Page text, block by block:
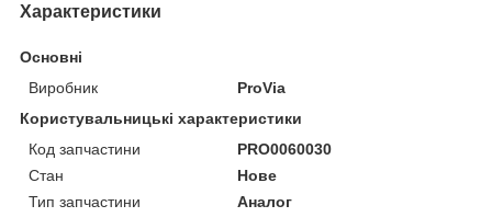
Характеристики
Основні
Виробник
ProVia
Користувальницькі характеристики
Код запчастини
PRO0060030
Стан
Нове
Тип запчастини
Аналог